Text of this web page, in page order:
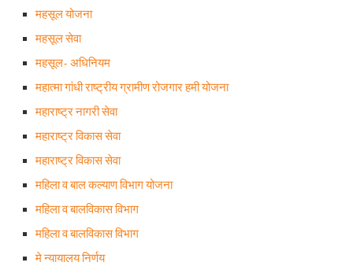
महसूल योजना
महसूल सेवा
महसूल- अधिनियम
महात्मा गांधी राष्ट्रीय ग्रामीण रोजगार हमी योजना
महाराष्ट्र नागरी सेवा
महाराष्ट्र विकास सेवा
महाराष्ट्र विकास सेवा
महिला व बाल कल्याण विभाग योजना
महिला व बालविकास विभाग
महिला व बालविकास विभाग
मे न्यायालय निर्णय